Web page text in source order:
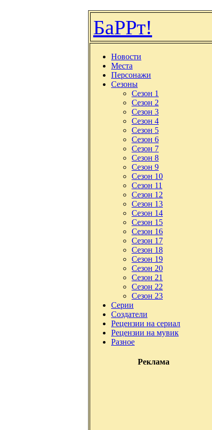
БаРРт!
Новости
Места
Персонажи
Сезоны
Сезон 1
Сезон 2
Сезон 3
Сезон 4
Сезон 5
Сезон 6
Сезон 7
Сезон 8
Сезон 9
Сезон 10
Сезон 11
Сезон 12
Сезон 13
Сезон 14
Сезон 15
Сезон 16
Сезон 17
Сезон 18
Сезон 19
Сезон 20
Сезон 21
Сезон 22
Сезон 23
Серии
Создатели
Рецензии на сериал
Рецензии на мувик
Разное
Реклама